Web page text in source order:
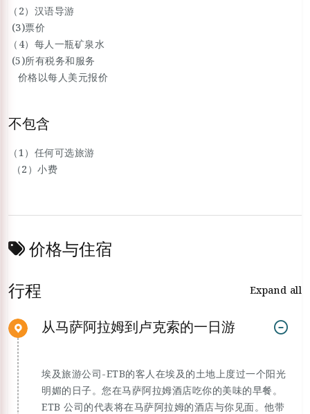
（2）汉语导游
(3)票价
（4）每人一瓶矿泉水
(5)所有税务和服务
价格以每人美元报价
不包含
（1）任何可选旅游
（2）小费
价格与住宿
行程
Expand all
从马萨阿拉姆到卢克索的一日游
埃及旅游公司-ETB的客人在埃及的土地上度过一个阳光
明媚的日子。您在马萨阿拉姆酒店吃你的美味的早餐。
ETB 公司的代表将在马萨阿拉姆的酒店与你见面。他带